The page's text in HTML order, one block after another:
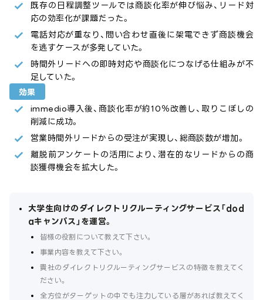
既存の日程調整ツールでは商談化率が伸び悩み、リード対
応の効率化が課題だった。
電話対応が重なり、問い合わせ直後に架電できず商談機会
を逃すケースが多発していた。
時間外リードへの即時対応や商談化につなげる仕組みが不
足していた。
効果
immedio導入後、商談化率が約10％改善し、取りこぼしの
削減に成功。
営業時間外リードからの受注が実現し、総商談数が増加。
離脱前アンケートの活用により、潜在的なリードからの商
談獲得機会を拡大した。
大学生向けのダイレクトリクルーティングサービス「dod
aキャンパス」を運営。
皆様の役割について教えて下さい。
事業内容を教えて下さい。
貴社のダイレクトリクルーティングサービスの特徴を教えてく
ださい。
全方位がターゲットの中でも注力している層があれば教えてく